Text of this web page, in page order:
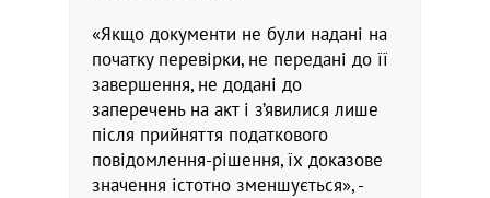
«Якщо документи не були надані на
початку перевірки, не передані до її
завершення, не додані до
заперечень на акт і з’явилися лише
після прийняття податкового
повідомлення-рішення, їх доказове
значення істотно зменшується», -